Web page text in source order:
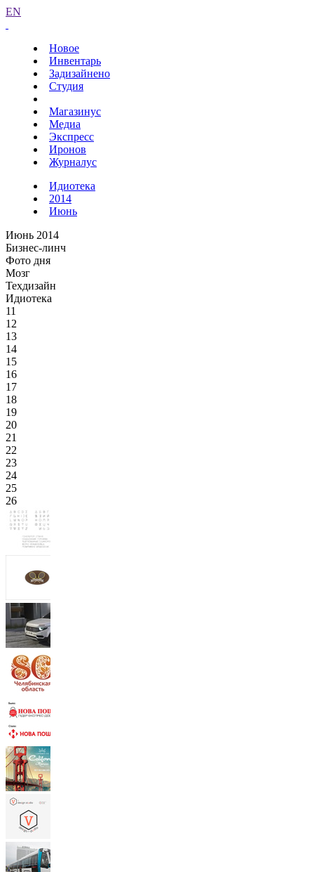
EN
Новое
Инвентарь
Задизайнено
Студия
Магазинус
Медиа
Экспресс
Иронов
Журналус
Идиотека
2014
Июнь
Июнь 2014
Бизнес-линч
Фото дня
Мозг
Техдизайн
Идиотека
11
12
13
14
15
16
17
18
19
20
21
22
23
24
25
26